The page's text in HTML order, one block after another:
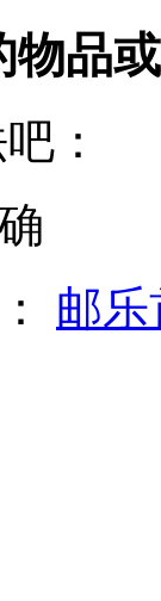
品
：
邮